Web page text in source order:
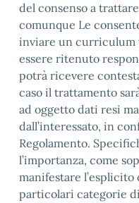
del consenso a
comunque Le
inviare un curriculum
essere ritenuto
potrà ricevere
caso il trattamento
ad oggetto dati resi
dall’interessato, in
Regolamento.
l’importanza, come
manifestare
particolari categorie